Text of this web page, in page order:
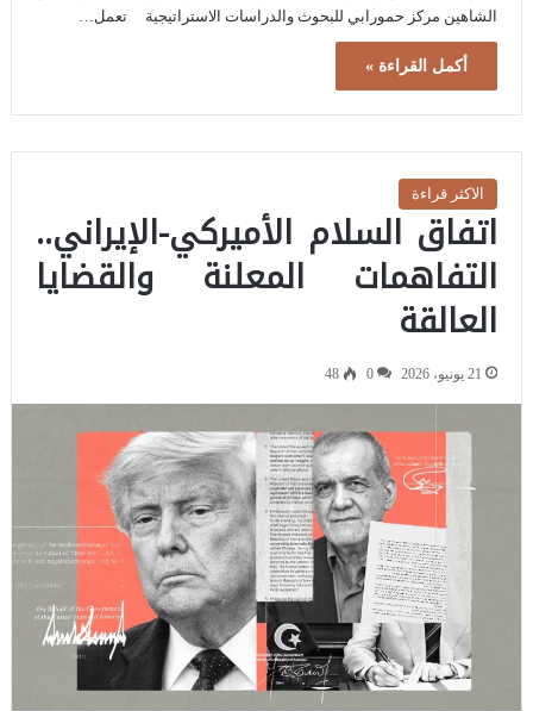
الشاهين مركز حمورابي للبحوث والدراسات الاستراتيجية تعمل…
أكمل القراءة »
الاكثر قراءة
اتفاق السلام الأميركي-الإيراني..
التفاهمات المعلنة والقضايا
العالقة
21 يونيو، 2026 0
48